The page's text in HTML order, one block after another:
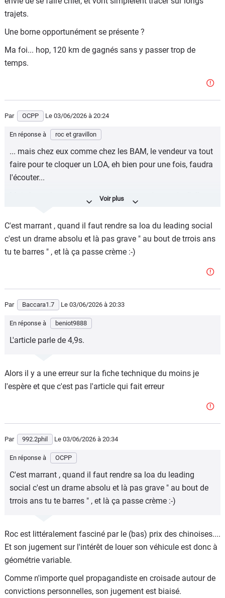
trajets.
Une borne opportunément se présente ?
Ma foi... hop, 120 km de gagnés sans y passer trop de
temps.
Par OCPP Le 03/06/2026 à 20:24
En réponse à roc et gravillon
... mais chez eux comme chez les BAM, le vendeur va tout
faire pour te cloquer un LOA, eh bien pour une fois, faudra
l'écouter...
Mais bon, si pour un mastar de ce type, t'as envie d'aller
et ce serait marrant d'aller tirer un vrai différentiel à niveau
d'équipement égal ) pour un BAM comparable ma foi !
Dans 3 ans ça ne vaudra plus rien ?
Le choc du monde réel tel qu'il se dessine risque d'en
réveiller brutalement quelques-uns.
C'est marrant , quand il faut rendre sa loa du leading social
c'est un drame absolu et là pas grave " au bout de trrois ans
tu te barres " , et là ça passe crème :-)
Par Baccara1.7 Le 03/06/2026 à 20:33
En réponse à beniot9888
L'article parle de 4,9s.
Alors il y a une erreur sur la fiche technique du moins je
l'espère et que c'est pas l'article qui fait erreur
Par 992.2phil Le 03/06/2026 à 20:34
En réponse à OCPP
C'est marrant , quand il faut rendre sa loa du leading
social c'est un drame absolu et là pas grave " au bout de
trrois ans tu te barres " , et là ça passe crème :-)
Roc est littéralement fasciné par le (bas) prix des chinoises....
Et son jugement sur l'intérêt de louer son véhicule est donc à
géométrie variable.
Comme n'importe quel propagandiste en croisade autour de
convictions personnelles, son jugement est biaisé.